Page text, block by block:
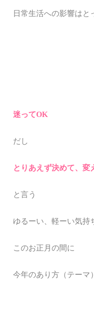
日常生活への影響はと
迷ってOK
だし
とりあえず決めて、変
と言う
ゆるーい、軽ーい気持
このお正月の間に
今年のあり方（テーマ